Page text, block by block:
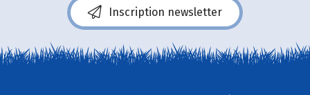
Inscription newsletter